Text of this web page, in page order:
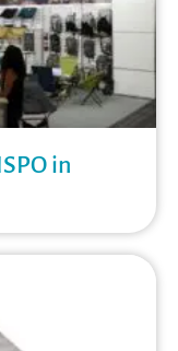
in